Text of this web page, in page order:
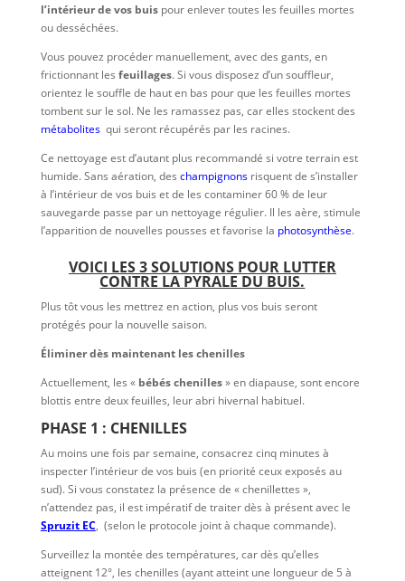
l’intérieur de vos buispour enlever toutes les feuilles mortes
ou desséchées.
Vous pouvez procéder manuellement, avec des gants, en
frictionnant les feuillages. Si vous disposez d’un souffleur,
orientez le souffle de haut en bas pour que les feuilles mortes
tombent sur le sol. Ne les ramassez pas, car elles stockent des
métabolites qui seront récupérés par les racines.
Ce nettoyage est d’autant plus recommandé si votre terrain est
humide. Sans aération, des champignonsrisquent de s’installer
à l’intérieur de vos buis et de les contaminer 60 % de leur
sauvegarde passe par un nettoyage régulier. Il les aère, stimule
l’apparition de nouvelles pousses et favorise la photosynthèse.
VOICI LES 3 SOLUTIONS POUR LUTTER
CONTRE LA PYRALE DU BUIS.
Plus tôt vous les mettrez en action, plus vos buis seront
protégés pour la nouvelle saison.
Éliminer dès maintenant les chenilles
Actuellement, les «bébés chenilles» en diapause, sont encore
blottis entre deux feuilles, leur abri hivernal habituel.
PHASE 1 : CHENILLES
Au moins une fois par semaine, consacrez cinq minutes à
inspecter l’intérieur de vos buis (en priorité ceux exposés au
sud). Si vous constatez la présence de « chenillettes »,
n’attendez pas, il est impératif de traiter dès à présent avec le
Spruzit EC, (selon le protocole joint à chaque commande).
Surveillez la montée des températures, car dès qu’elles
atteignent 12°, les chenilles (ayant atteint une longueur de 5 à